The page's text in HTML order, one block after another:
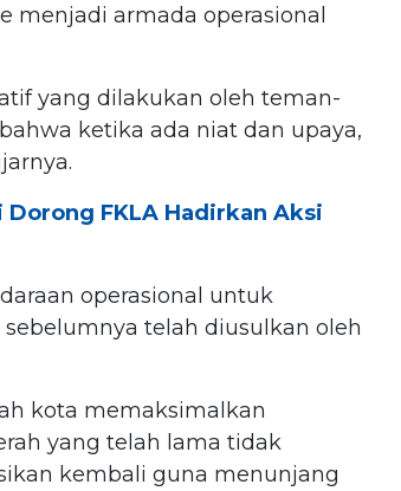
menjadi armada operasional
yang dilakukan oleh teman-
ketika ada niat dan upaya,
FKLA Hadirkan Aksi
operasional untuk
telah diusulkan oleh
kota memaksimalkan
yang telah lama tidak
kembali guna menunjang